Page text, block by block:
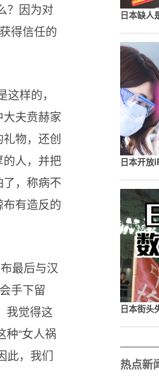
？因为对
得信任的
样的，
夫贲赫家
物，还创
人，并把
，称病不
有造反的
最后与汉
手下留
我觉得这
种“女人祸
此，我们
日本缺人
日本开放
日本街头
热点新